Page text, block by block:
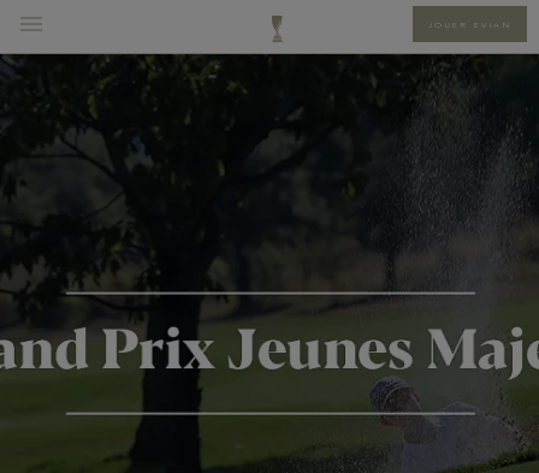
JOUER EVIAN